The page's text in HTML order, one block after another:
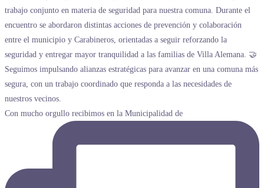
Con mucho orgullo recibimos en la Municipalidad de